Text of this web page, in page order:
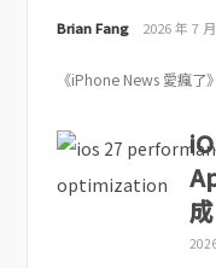
Brian Fang 2026 年 7
《iPhone News 愛瘋了
成